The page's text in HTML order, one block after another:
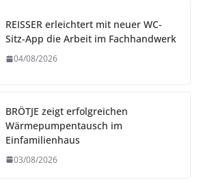
REISSER erleichtert mit neuer WC-
Sitz-App die Arbeit im Fachhandwerk
04/08/2026
BRÖTJE zeigt erfolgreichen
Wärmepumpentausch im
Einfamilienhaus
03/08/2026